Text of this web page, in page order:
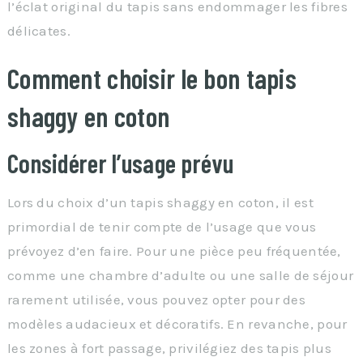
l’éclat original du tapis sans endommager les fibres
délicates.
Comment choisir le bon tapis
shaggy en coton
Considérer l’usage prévu
Lors du choix d’un tapis shaggy en coton, il est
primordial de tenir compte de l’usage que vous
prévoyez d’en faire. Pour une pièce peu fréquentée,
comme une chambre d’adulte ou une salle de séjour
rarement utilisée, vous pouvez opter pour des
modèles audacieux et décoratifs. En revanche, pour
les zones à fort passage, privilégiez des tapis plus